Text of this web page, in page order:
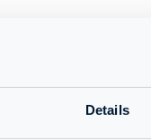
Details